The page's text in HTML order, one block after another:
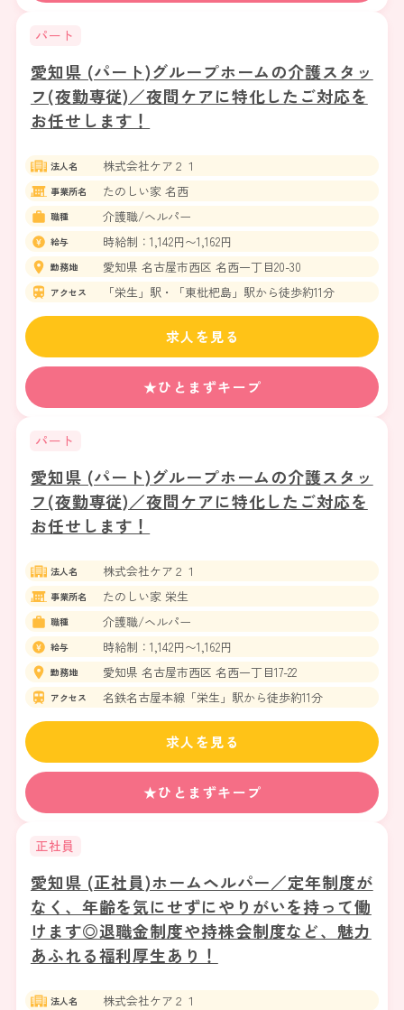
パート
愛知県 (パート)グループホームの介護スタッ
フ(夜勤専従)／夜間ケアに特化したご対応を
お任せします！
法人名 株式会社ケア２１
事業所名 たのしい家 名西
職種 介護職/ヘルパー
給与 時給制：1,142円〜1,162円
勤務地 愛知県 名古屋市西区 名西一丁目20-30
アクセス 「栄生」駅・「東枇杷島」駅から徒歩約11分
★ひとまずキープ
求人を見る
パート
愛知県 (パート)グループホームの介護スタッ
フ(夜勤専従)／夜間ケアに特化したご対応を
お任せします！
法人名 株式会社ケア２１
事業所名 たのしい家 栄生
職種 介護職/ヘルパー
給与 時給制：1,142円〜1,162円
勤務地 愛知県 名古屋市西区 名西一丁目17-22
アクセス 名鉄名古屋本線「栄生」駅から徒歩約11分
★ひとまずキープ
求人を見る
正社員
愛知県 (正社員)ホームヘルパー／定年制度が
なく、年齢を気にせずにやりがいを持って働
けます◎退職金制度や持株会制度など、魅力
あふれる福利厚生あり！
法人名 株式会社ケア２１